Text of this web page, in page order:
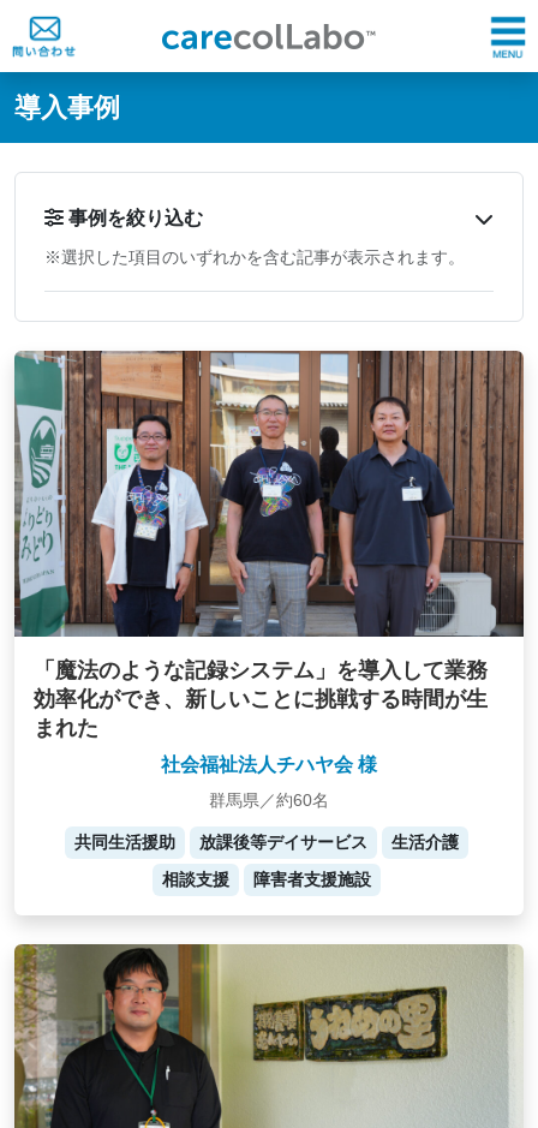
@ -0,0 +1,60 @@
導入事例
事例を絞り込む
※選択した項目のいずれかを含む記事が表示されます。
「魔法のような記録システム」を導入して業務
効率化ができ、新しいことに挑戦する時間が生
まれた
社会福祉法人チハヤ会 様
群馬県／約60名
共同生活援助 放課後等デイサービス
生活介護
相談支援
障害者支援施設